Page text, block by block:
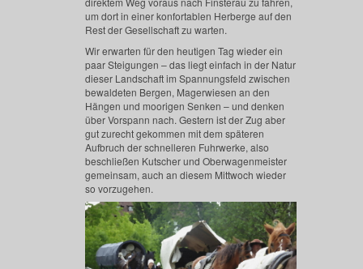
um dort in einer konfortablen Herberge auf den
Rest der Gesellschaft zu warten.
Wir erwarten für den heutigen Tag wieder ein
paar Steigungen – das liegt einfach in der Natur
dieser Landschaft im Spannungsfeld zwischen
bewaldeten Bergen, Magerwiesen an den
Hängen und moorigen Senken – und denken
über Vorspann nach. Gestern ist der Zug aber
gut zurecht gekommen mit dem späteren
Aufbruch der schnelleren Fuhrwerke, also
beschließen Kutscher und Oberwagenmeister
gemeinsam, auch an diesem Mittwoch wieder
so vorzugehen.